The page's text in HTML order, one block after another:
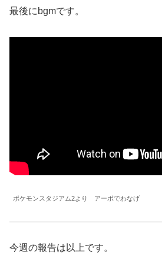
最後にbgmです。
ポケモンスタジアム2より アーボでわなげ
今週の報告は以上です。